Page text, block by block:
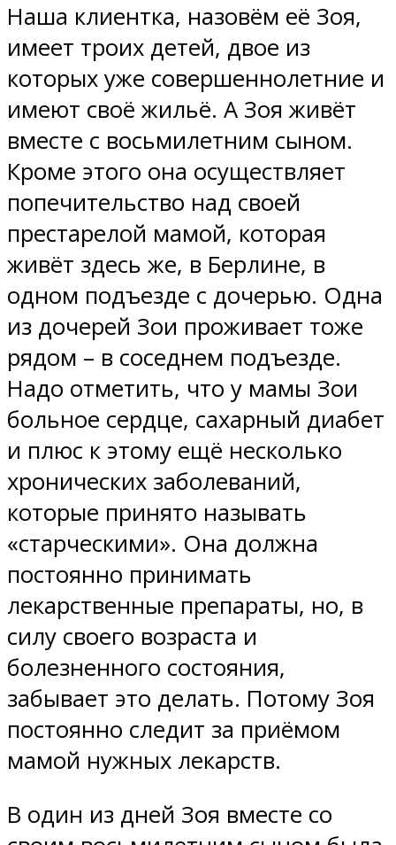
Наша клиентка, назовём её Зоя,
имеет троих детей, двое из
которых уже совершеннолетние и
имеют своё жильё. А Зоя живёт
вместе с восьмилетним сыном.
Кроме этого она осуществляет
попечительство над своей
престарелой мамой, которая
живёт здесь же, в Берлине, в
одном подъезде с дочерью. Одна
из дочерей Зои проживает тоже
рядом – в соседнем подъезде.
Надо отметить, что у мамы Зои
больное сердце, сахарный диабет
и плюс к этому ещё несколько
хронических заболеваний,
которые принято называть
«старческими». Она должна
постоянно принимать
лекарственные препараты, но, в
силу своего возраста и
болезненного состояния,
забывает это делать. Потому Зоя
постоянно следит за приёмом
мамой нужных лекарств.
В один из дней Зоя вместе со